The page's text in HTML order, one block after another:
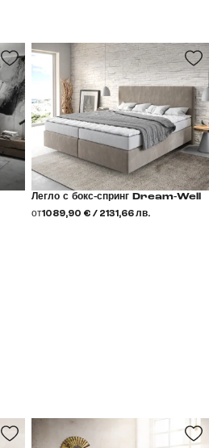
Легло с бокс-спринг Dream-Well
от1089,90 € / 2131,66 лв.